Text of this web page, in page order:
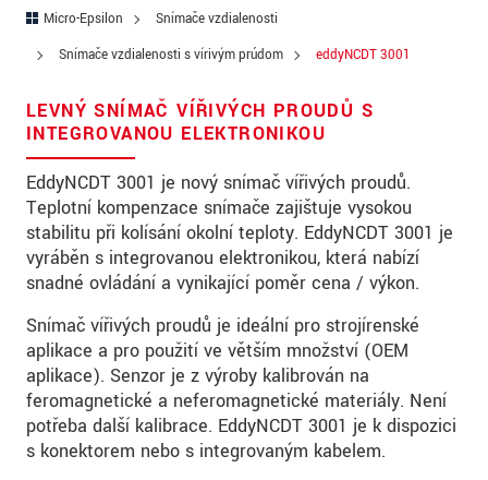
Micro-Epsilon
Snímače vzdialenosti
Snímače vzdialenosti s vírivým prúdom
eddyNCDT 3001
LEVNÝ SNÍMAČ VÍŘIVÝCH PROUDŮ S
INTEGROVANOU ELEKTRONIKOU
EddyNCDT 3001 je nový snímač vířivých proudů.
Teplotní kompenzace snímače zajišťuje vysokou
stabilitu při kolísání okolní teploty. EddyNCDT 3001 je
vyráběn s integrovanou elektronikou, která nabízí
snadné ovládání a vynikající poměr cena / výkon.
Snímač vířivých proudů je ideální pro strojírenské
aplikace a pro použití ve větším množství (OEM
aplikace). Senzor je z výroby kalibrován na
feromagnetické a neferomagnetické materiály. Není
potřeba další kalibrace. EddyNCDT 3001 je k dispozici
s konektorem nebo s integrovaným kabelem.
PSČ
Mesto*
Krajina*
Telefon
E-Mail*
Vaša správa*
Please keep me informed about product
innovations by e-mail.
* Povinné informace